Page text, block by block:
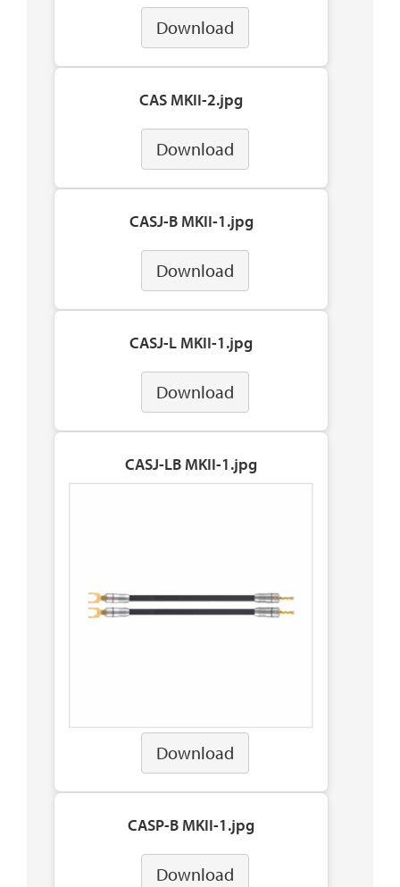
Download
CAS MKII-2.jpg
Download
CASJ-B MKII-1.jpg
Download
CASJ-L MKII-1.jpg
Download
CASJ-LB MKII-1.jpg
Download
CASP-B MKII-1.jpg
Download